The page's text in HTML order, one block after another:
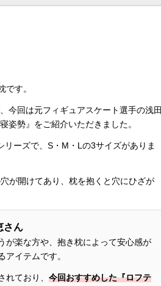
す。
今回は元フィギュアスケート選手の浅田
姿勢』をご紹介いただきました。
リーズで、S・M・Lの3サイズがありま
が開けてあり、枕を抱くと穴にひざが
さん
が楽な方や、抱き枕によって安心感が
イテムです。
ており、 今回おすすめした『ロフテ